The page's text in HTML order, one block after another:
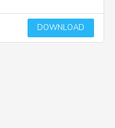
DOWNLOAD